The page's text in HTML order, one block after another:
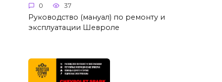
0 37
Руководство (мануал) по ремонту и
эксплуатации Шевроле